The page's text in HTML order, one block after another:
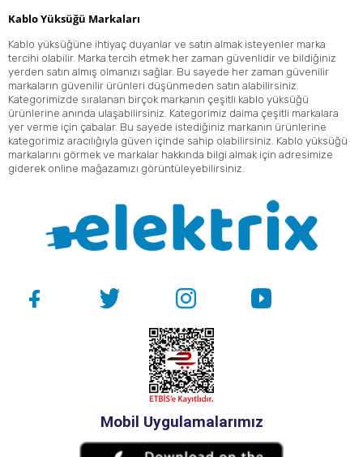
Kablo Yüksüğü Markaları
Kablo yüksüğüne ihtiyaç duyanlar ve satın almak isteyenler marka
tercihi olabilir. Marka tercih etmek her zaman güvenlidir ve bildiğiniz
yerden satın almış olmanızı sağlar. Bu sayede her zaman güvenilir
markaların güvenilir ürünleri düşünmeden satın alabilirsiniz.
Kategorimizde sıralanan birçok markanın çeşitli kablo yüksüğü
ürünlerine anında ulaşabilirsiniz. Kategorimiz daima çeşitli markalara
yer verme için çabalar. Bu sayede istediğiniz markanın ürünlerine
kategorimiz aracılığıyla güven içinde sahip olabilirsiniz. Kablo yüksüğü
markalarını görmek ve markalar hakkında bilgi almak için adresimize
giderek online mağazamızı görüntüleyebilirsiniz.
Mobil Uygulamalarımız